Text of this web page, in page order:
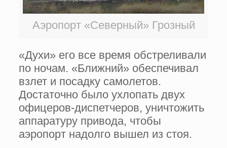
Аэропорт «Северный» Грозный
«Духи» его все время обстреливали
по ночам. «Ближний» обеспечивал
взлет и посадку самолетов.
Достаточно было ухлопать двух
офицеров-диспетчеров, уничтожить
аппаратуру привода, чтобы
аэропорт надолго вышел из стоя.